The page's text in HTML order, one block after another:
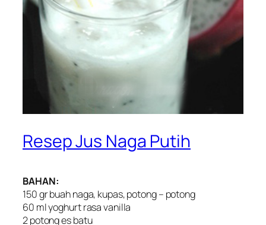
Resep Jus Naga Putih
BAHAN:
150 gr buah naga, kupas, potong – potong
60 ml yoghurt rasa vanilla
2 potong es batu